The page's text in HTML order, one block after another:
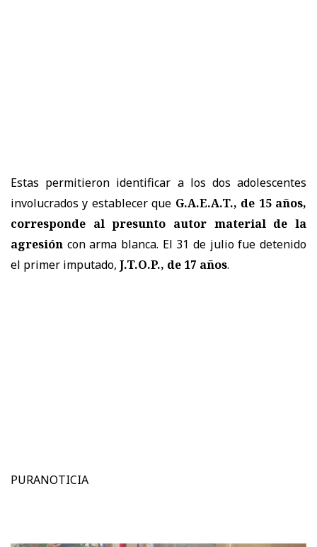
Estas permitieron identificar a los dos adolescentes
involucrados y establecer que G.A.E.A.T., de 15 años,
corresponde al presunto autor material de la
agresión con arma blanca. El 31 de julio fue detenido
el primer imputado, J.T.O.P., de 17 años.
PURANOTICIA